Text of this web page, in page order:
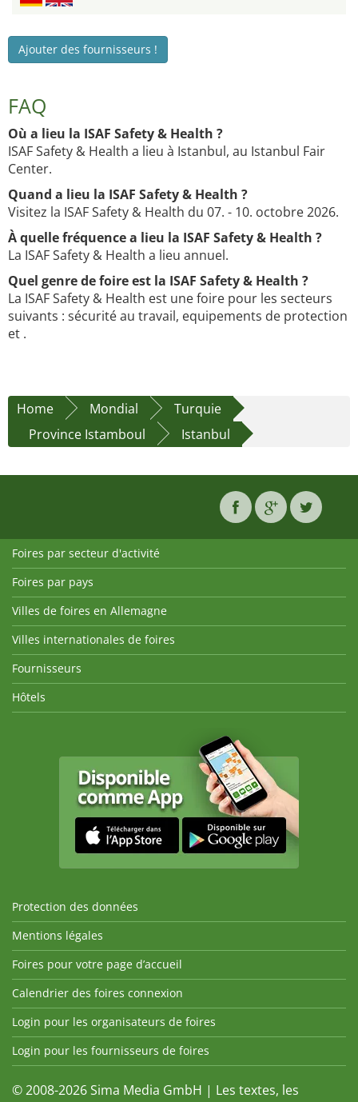
Ajouter des fournisseurs !
FAQ
Où a lieu la ISAF Safety & Health ?
ISAF Safety & Health a lieu à Istanbul, au Istanbul Fair
Center.
Quand a lieu la ISAF Safety & Health ?
Visitez la ISAF Safety & Health du 07. - 10. octobre 2026.
À quelle fréquence a lieu la ISAF Safety & Health ?
La ISAF Safety & Health a lieu annuel.
Quel genre de foire est la ISAF Safety & Health ?
La ISAF Safety & Health est une foire pour les secteurs
suivants : sécurité au travail, equipements de protection
et .
Home Mondial
Turquie
Province Istamboul
Istanbul
Foires par secteur d'activité
Foires par pays
Villes de foires en Allemagne
Villes internationales de foires
Fournisseurs
Hôtels
Protection des données
Mentions légales
Foires pour votre page d’accueil
Calendrier des foires connexion
Login pour les organisateurs de foires
Login pour les fournisseurs de foires
© 2008-2026 Sima Media GmbH | Les textes, les